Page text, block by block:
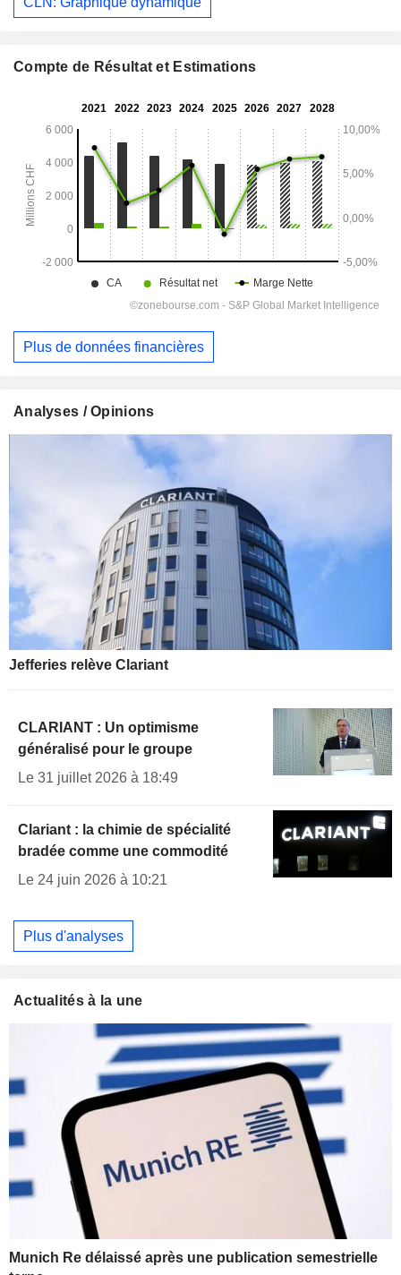
Compte de Résultat et Estimations
Plus de données financières
Analyses / Opinions
Jefferies relève Clariant
CLARIANT : Un optimisme
généralisé pour le groupe
Le 31 juillet 2026 à 18:49
Clariant : la chimie de spécialité
bradée comme une commodité
Le 24 juin 2026 à 10:21
Plus d'analyses
Actualités à la une
Munich Re délaissé après une publication semestrielle